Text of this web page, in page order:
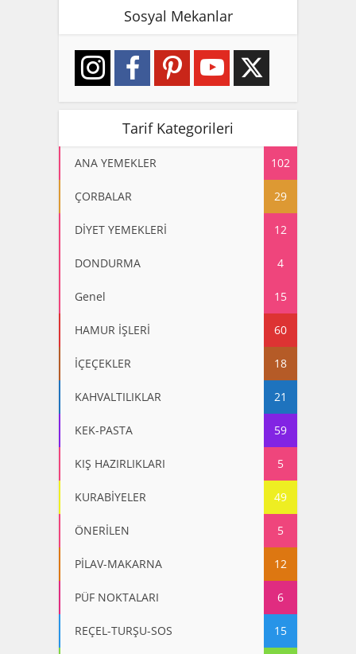
Sosyal Mekanlar
Tarif Kategorileri
ANA YEMEKLER 102
ÇORBALAR 29
DİYET YEMEKLERİ 12
DONDURMA 4
Genel 15
HAMUR İŞLERİ 60
İÇEÇEKLER 18
KAHVALTILIKLAR 21
KEK-PASTA 59
KIŞ HAZIRLIKLARI 5
KURABİYELER 49
ÖNERİLEN 5
PİLAV-MAKARNA 12
PÜF NOKTALARI 6
REÇEL-TURŞU-SOS 15